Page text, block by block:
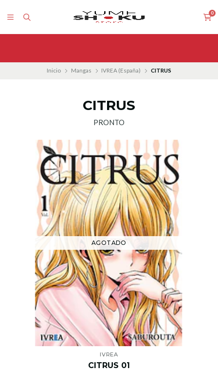
0
Inicio Mangas IVREA (España) CITRUS
CITRUS
PRONTO
AGOTADO
IVREA
CITRUS 01